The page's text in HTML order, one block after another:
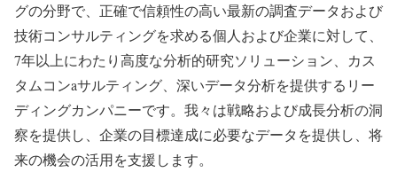
グの分野で、正確で信頼性の高い最新の調査データおよび
技術コンサルティングを求める個人および企業に対して、
7年以上にわたり高度な分析的研究ソリューション、カス
タムコンaサルティング、深いデータ分析を提供するリー
ディングカンパニーです。我々は戦略および成長分析の洞
察を提供し、企業の目標達成に必要なデータを提供し、将
来の機会の活用を支援します。